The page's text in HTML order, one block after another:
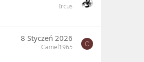
Ircus
8 Styczeń 2026
Camel1965 C